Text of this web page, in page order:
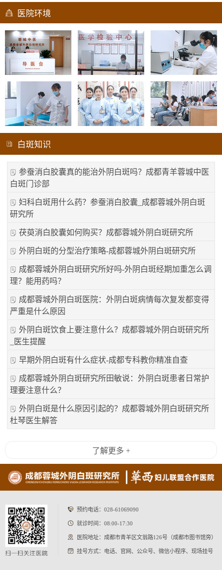
医院环境
白斑知识
参蚕消白胶囊真的能治外阴白斑吗？成都青羊蓉城中医
白斑门诊部
妇科白斑用什么药？参蚕消白胶囊_成都蓉城外阴白斑
研究所
茯萸消白胶囊如何购买？成都蓉城外阴白斑研究所
外阴白斑的分型治疗策略-成都蓉城外阴白斑研究所
成都蓉城外阴白斑研究所好吗-外阴白斑经期加重怎么调
理？能用药吗？
成都蓉城外阴白斑医院：外阴白斑病情每次复发都变得
严重是什么原因
外阴白斑饮食上要注意什么？成都蓉城外阴白斑研究所
_医生提醒
早期外阴白斑有什么症状-成都专科教你精准自查
成都蓉城外阴白斑研究所田敏说：外阴白斑患者日常护
理要注意什么？
外阴白斑是什么原因引起的？成都蓉城外阴白斑研究所
杜琴医生解答
了解更多 +
预约电话： 028-61069090
就诊时间：08:00-17:30
医院地址：成都市青羊区文翁路126号（成都市图书馆旁）
挂号方式：电话、官网、公众号、微信小程序、现场挂号